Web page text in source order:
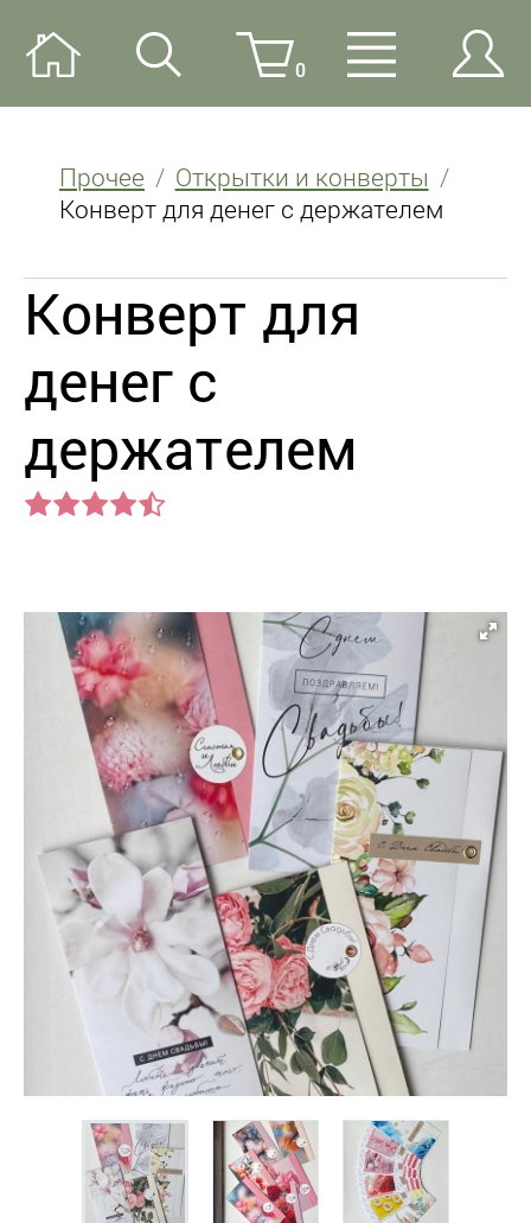
0
Прочее
Открытки и конверты
Конверт для денег с держателем
Конверт для
денег с
держателем